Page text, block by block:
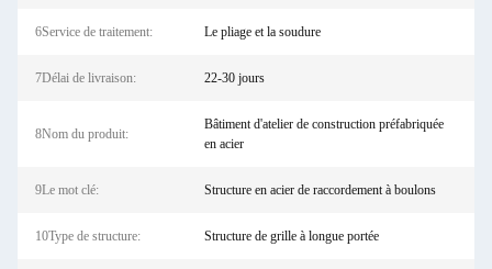
6Service de traitement: Le pliage et la soudure
7Délai de livraison: 22-30 jours
8Nom du produit:
Bâtiment d'atelier de construction préfabriquée
en acier
9Le mot clé: Structure en acier de raccordement à boulons
10Type de structure: Structure de grille à longue portée